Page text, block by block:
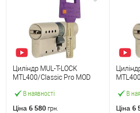
В наявності
Циліндр MUL-T-LOCK
MTL400/Classic Pro MOD
нікель сатин
Ціна 6 580 грн.
В
нікель
Ціна 6